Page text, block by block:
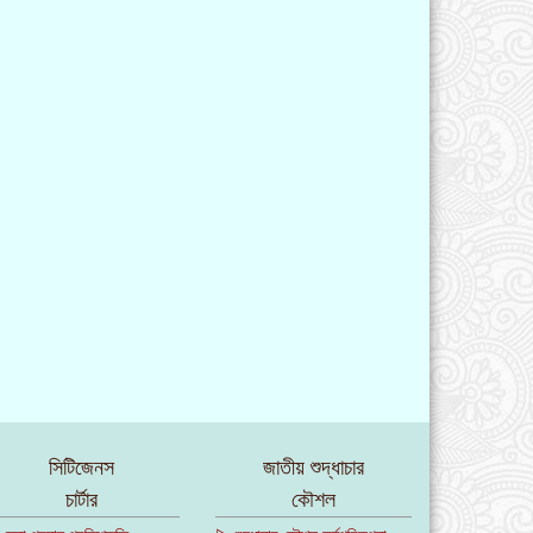
সিটিজেনস
চার্টার
জাতীয় শুদ্ধাচার
কৌশল